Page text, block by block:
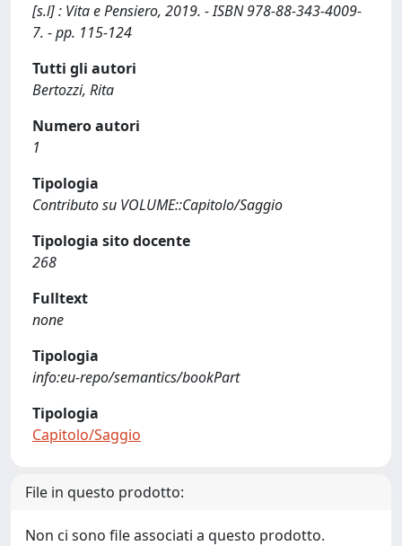
[s.l] : Vita e Pensiero, 2019. - ISBN 978-88-343-4009-
7. - pp. 115-124
Tutti gli autori
Bertozzi, Rita
Numero autori
1
Tipologia
Contributo su VOLUME::Capitolo/Saggio
Tipologia sito docente
268
Fulltext
none
Tipologia
info:eu-repo/semantics/bookPart
Tipologia
Capitolo/Saggio
File in questo prodotto:
Non ci sono file associati a questo prodotto.